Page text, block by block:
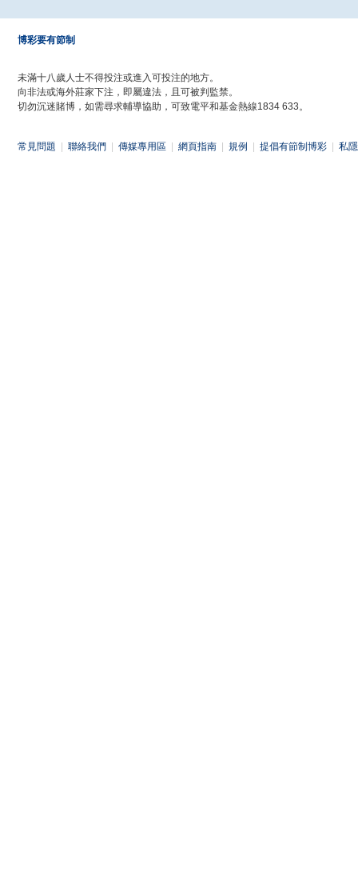
博彩要有節制
未滿十八歲人士不得投注或進入可投注的地方。
向非法或海外莊家下注，即屬違法，且可被判監禁。
切勿沉迷賭博，如需尋求輔導協助，可致電平和基金熱線1834 633。
常見問題 聯絡我們 傳媒專用區 網頁指南 規例 提倡有節制博彩 私